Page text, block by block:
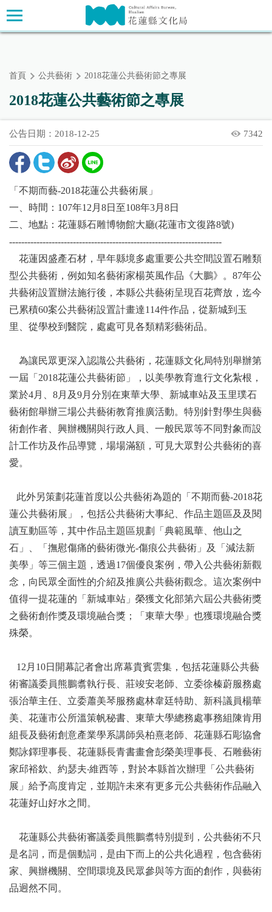
跳
到
主
主要內容區塊
首頁 公共藝術 2018花蓮公共藝術節之專展
2018花蓮公共藝術節之專展
公告日期：2018-12-25 7342
「不期而藝-2018花蓮公共藝術展」
一、時間：107年12月8日至108年3月8日
二、地點：花蓮縣石雕博物館大廳(花蓮市文復路8號)
----------------------------------------------------------------------
花蓮因盛產石材，早年縣境多處重要公共空間設置石雕類
型公共藝術，例如知名藝術家楊英風作品《大鵬》。87年公
共藝術設置辦法施行後，本縣公共藝術呈現百花齊放，迄今
已累積60案公共藝術設置計畫達114件作品，從新城到玉
里、從學校到醫院，處處可見各類精彩藝術品。
為讓民眾更深入認識公共藝術，花蓮縣文化局特別舉辦第
一屆「2018花蓮公共藝術節」，以美學教育進行文化紮根，
業於4月、8月及9月分別在東華大學、新城車站及玉里璞石
藝術館舉辦三場公共藝術教育推廣活動。特別針對學生與藝
術創作者、興辦機關與行政人員、一般民眾等不同對象而設
計工作坊及作品導覽，場場滿額，可見大眾對公共藝術的喜
愛。
此外另策劃花蓮首度以公共藝術為題的「不期而藝-2018花
蓮公共藝術展」，包括公共藝術大事紀、作品主題區及及閱
讀互動區等，其中作品主題區規劃「典範風華、他山之
石」、「撫慰傷痛的藝術微光-傷痕公共藝術」及「減法新
美學」等三個主題，透過17個優良案例，帶入公共藝術新觀
念，向民眾全面性的介紹及推廣公共藝術觀念。這次案例中
值得一提花蓮的「新城車站」榮獲文化部第六屆公共藝術獎
之藝術創作獎及環境融合獎；「東華大學」也獲環境融合獎
殊榮。
12月10日開幕記者會出席幕貴賓雲集，包括花蓮縣公共藝
術審議委員熊鵬翥執行長、莊竣安老師、立委徐榛蔚服務處
張治華主任、立委蕭美琴服務處林韋廷特助、新科議員楊華
美、花蓮市公所溫策帆秘書、東華大學總務處事務組陳肯用
組長及藝術創意產業學系講師吳柏熹老師、花蓮縣石彫協會
鄭詠鐸理事長、花蓮縣長青書畫會彭榮美理事長、石雕藝術
家邱裕欽、約瑟夫‧維西等，對於本縣首次辦理「公共藝術
展」給予高度肯定，並期許未來有更多元公共藝術作品融入
花蓮好山好水之間。
花蓮縣公共藝術審議委員熊鵬翥特別提到，公共藝術不只
是名詞，而是個動詞，是由下而上的公共化過程，包含藝術
家、興辦機關、空間環境及民眾參與等方面的創作，與藝術
品迥然不同。